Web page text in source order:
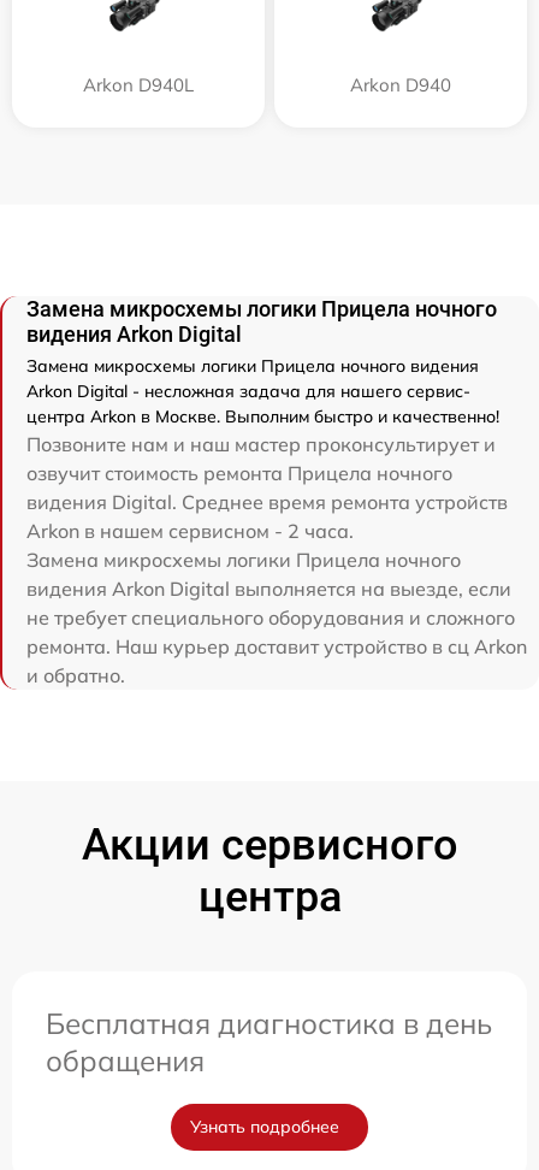
Arkon D940L Arkon D940
Замена микросхемы логики Прицела ночного
видения Arkon Digital
Замена микросхемы логики Прицела ночного видения
Arkon Digital - несложная задача для нашего сервис-
центра Arkon в Москве. Выполним быстро и качественно!
Позвоните нам и наш мастер проконсультирует и
озвучит стоимость ремонта Прицела ночного
видения Digital. Среднее время ремонта устройств
Arkon в нашем сервисном - 2 часа.
Замена микросхемы логики Прицела ночного
видения Arkon Digital выполняется на выезде, если
не требует специального оборудования и сложного
ремонта. Наш курьер доставит устройство в сц Arkon
и обратно.
Акции сервисного
центра
Бесплатная диагностика в день
обращения
Узнать подробнее